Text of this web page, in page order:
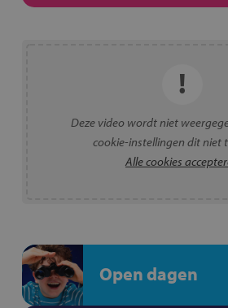
Deze video wordt niet
cookie-instellingen dit niet
Alle cookies
Open dagen